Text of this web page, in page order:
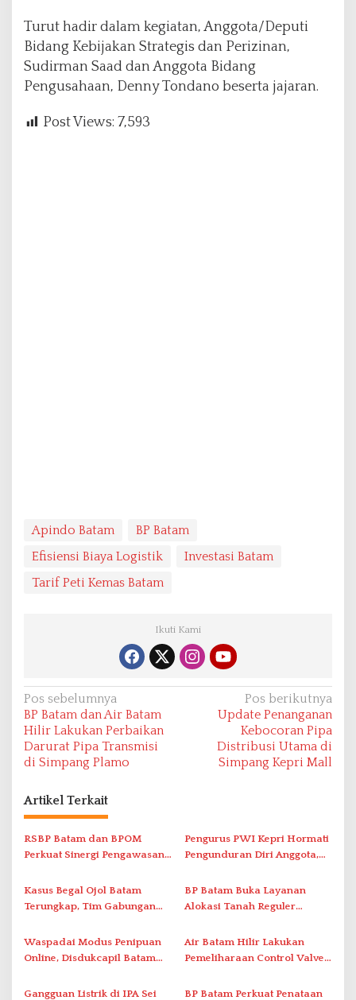
Turut hadir dalam kegiatan, Anggota/Deputi
Bidang Kebijakan Strategis dan Perizinan,
Sudirman Saad dan Anggota Bidang
Pengusahaan, Denny Tondano beserta jajaran.
Post Views: 7,593
Apindo Batam
BP Batam
Efisiensi Biaya Logistik
Investasi Batam
Tarif Peti Kemas Batam
Ikuti Kami
N
a
v
i
g
a
s
i
o
Pos sebelumnya
BP Batam dan Air Batam
Hilir Lakukan Perbaikan
Darurat Pipa Transmisi
di Simpang Plamo
Pos berikutnya
Update Penanganan
Kebocoran Pipa
Distribusi Utama di
Simpang Kepri Mall
Artikel Terkait
RSBP Batam dan BPOM
Perkuat Sinergi Pengawasan
Pelayanan Kefarmasian
Pengurus PWI Kepri Hormati
Pengunduran Diri Anggota,
Administrasi ke Pusat
Kasus Begal Ojol Batam
Terungkap, Tim Gabungan
Simpang Dam
BP Batam Buka Layanan
Alokasi Tanah Reguler
Waspadai Modus Penipuan
Online, Disdukcapil Batam
Tatap Muka
Air Batam Hilir Lakukan
Pemeliharaan Control Valve,
Gangguan Listrik di IPA Sei
BP Batam Perkuat Penataan